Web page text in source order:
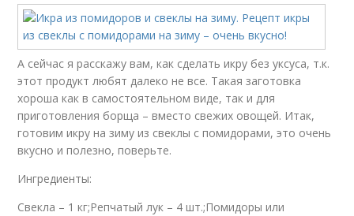
Сок на зиму Паста на зиму
А сейчас я расскажу вам, как сделать икру без уксуса, т.к.
этот продукт любят далеко не все. Такая заготовка
хороша как в самостоятельном виде, так и для
приготовления борща – вместо свежих овощей. Итак,
готовим икру на зиму из свеклы с помидорами, это очень
вкусно и полезно, поверьте.
Ингредиенты:
Свекла – 1 кг;Репчатый лук – 4 шт.;Помидоры или